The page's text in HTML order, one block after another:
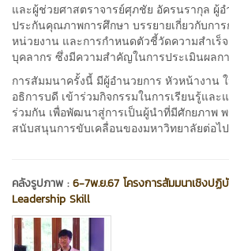
และผู้ช่วยศาสตราจารย์ศุภชัย อัครนรากุล ผู้
ประกันคุณภาพการศึกษา บรรยายเกี่ยวกับกา
หน่วยงาน และการกำหนดตัวชี้วัดความสำเร็
บุคลากร ซึ่งมีความสำคัญในการประเมินผลก
การสัมมนาครั้งนี้ มีผู้อำนวยการ หัวหน้างาน
อธิการบดี เข้าร่วมกิจกรรมในการเรียนรู้แล
ร่วมกัน เพื่อพัฒนาสู่การเป็นผู้นำที่มีศักยภาพ
สนับสนุนการขับเคลื่อนของมหาวิทยาลัยต่อไป
คลังรูปภาพ :6-7พ.ย.67 โครงการสัมมนาเชิงป
Leadership Skill